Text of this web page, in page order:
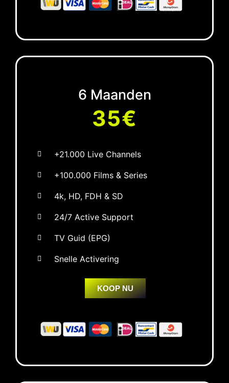
6 Maanden
35€
+21.000 Live Channels
+100.000 Films & Series
4k, HD, FDH & SD
24/7 Active Support
TV Guid (EPG)
Snelle Activering
KOOP NU